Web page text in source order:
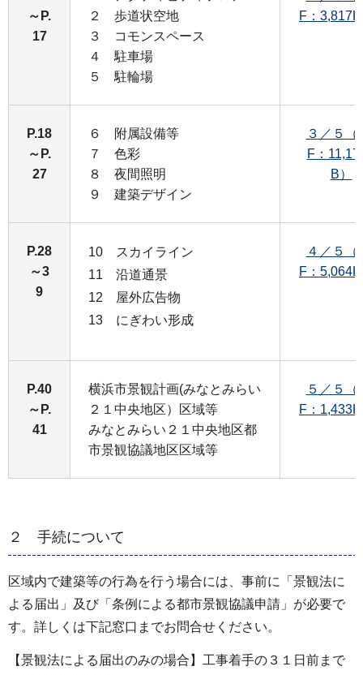
～P.
17
２ 歩道状空地
３ コモンスペース
４ 駐車場
５ 駐輪場
F：
P.18
～P.
27
６ 附属設備等
７ 色彩
８ 夜間照明
９ 建築デザイン
３／５（
F：
B）
P.28
～3
9
10 スカイライン
11 沿道通景
12 屋外広告物
13 にぎわい形成
４／５（
F：
P.40
～P.
41
横浜市景観計画(みなとみらい
２１中央地区）区域等
みなとみらい２１中央地区都
市景観協議地区区域等
５／５（
F：
２ 手続について
区域内で建築等の行為を行う場合には、事前に「景観法に
よる届出」及び「条例による都市景観協議申請」が必要で
す。詳しくは下記窓口までお問合せください。
【景観法による届出のみの場合】工事着手の３１日前まで